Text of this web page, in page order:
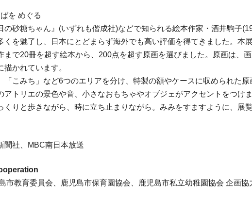
を めぐる
の砂糖ちゃん』(いずれも偕成社)などで知られる絵本作家・酒井駒子
くを魅了し、日本にとどまらず海外でも高い評価を得てきました。本
まで20冊を超す絵本から、200点を超す原画を選びました。原画は、
かれています。
「こみち」など6つのエリアを分け、特製の額やケースに収められた
アトリエの景色や音、小さなおもちゃやオブジェがアクセントをつけま
くりと歩きながら、時に立ち止まりながら。みみをすますように、展
聞社、MBC南日本放送
市教育委員会、鹿児島市保育園協会、鹿児島市私立幼稚園協会 企画協